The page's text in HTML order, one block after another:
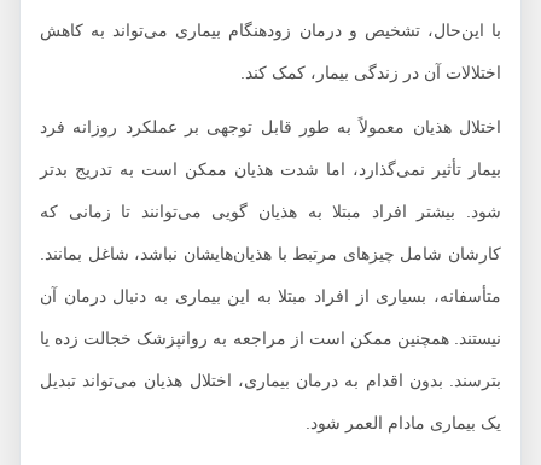
با این‌حال، تشخیص و درمان زودهنگام بیماری می‌تواند به کاهش
اختلالات آن در زندگی بیمار، کمک کند.
اختلال هذیان معمولاً به طور قابل توجهی بر عملکرد روزانه فرد
بیمار تأثیر نمی‌گذارد، اما شدت هذیان ممکن است به تدریج بدتر
شود. بیشتر افراد مبتلا به هذیان گویی می‌توانند تا زمانی که
کارشان شامل چیزهای مرتبط با هذیان‌هایشان نباشد، شاغل بمانند.
متأسفانه، بسیاری از افراد مبتلا به این بیماری به دنبال درمان آن
نیستند. همچنین ممکن است از مراجعه به روانپزشک خجالت زده یا
بترسند. بدون اقدام به درمان بیماری، اختلال هذیان می‌تواند تبدیل
یک بیماری مادام العمر شود.